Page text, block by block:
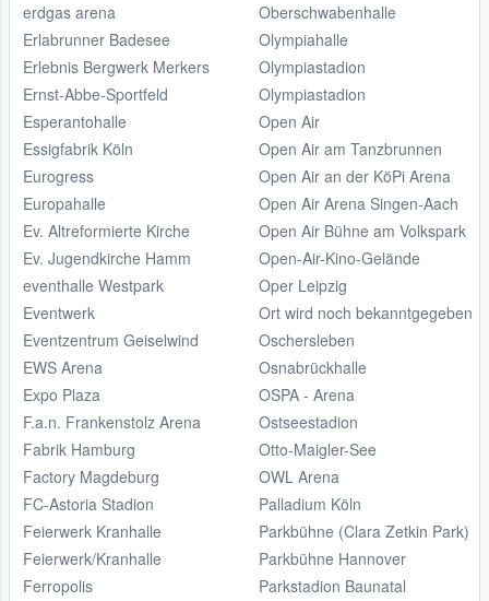
erdgas arena
Erlabrunner Badesee
Erlebnis Bergwerk Merkers
Ernst-Abbe-Sportfeld
Esperantohalle
Essigfabrik Köln
Eurogress
Europahalle
Ev. Altreformierte Kirche
Ev. Jugendkirche Hamm
eventhalle Westpark
Eventwerk
Eventzentrum Geiselwind
EWS Arena
Expo Plaza
F.a.n. Frankenstolz Arena
Fabrik Hamburg
Factory Magdeburg
FC-Astoria Stadion
Feierwerk Kranhalle
Feierwerk/Kranhalle
Ferropolis
Oberschwabenhalle
Olympiahalle
Olympiastadion
Olympiastadion
Open Air
Open Air am Tanzbrunnen
Open Air an der KöPi Arena
Open Air Arena Singen-Aach
Open Air Bühne am Volkspark
Open-Air-Kino-Gelände
Oper Leipzig
Ort wird noch bekanntgegeben
Oschersleben
Osnabrückhalle
OSPA - Arena
Ostseestadion
Otto-Maigler-See
OWL Arena
Palladium Köln
Parkbühne (Clara Zetkin Park)
Parkbühne Hannover
Parkstadion Baunatal